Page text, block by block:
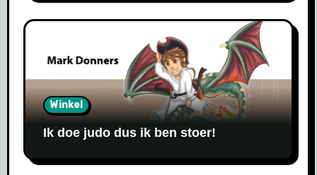
Winkel
Ik doe judo dus ik ben stoer!